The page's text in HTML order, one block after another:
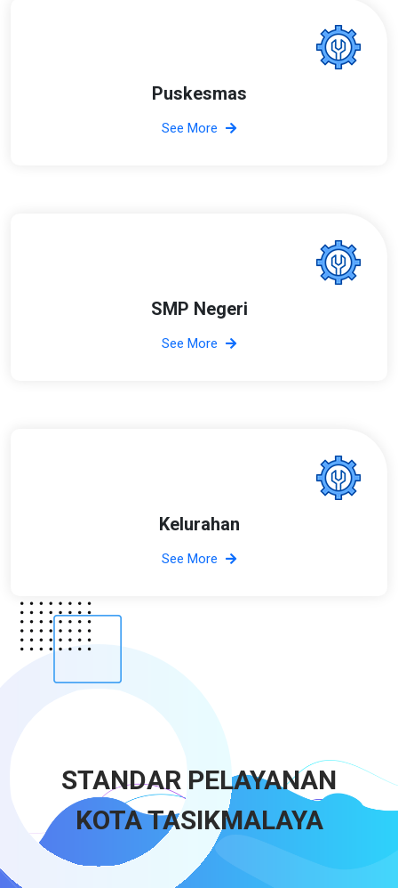
Puskesmas
See More
SMP Negeri
See More
Kelurahan
See More
STANDAR PELAYANAN
KOTA TASIKMALAYA